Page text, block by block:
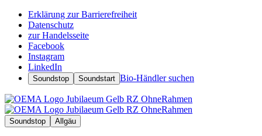
Erklärung zur Barrierefreiheit
Datenschutz
zur Handelsseite
Facebook
Instagram
LinkedIn
Soundstop Soundstart Bio-Händler suchen
Soundstop Allgäu